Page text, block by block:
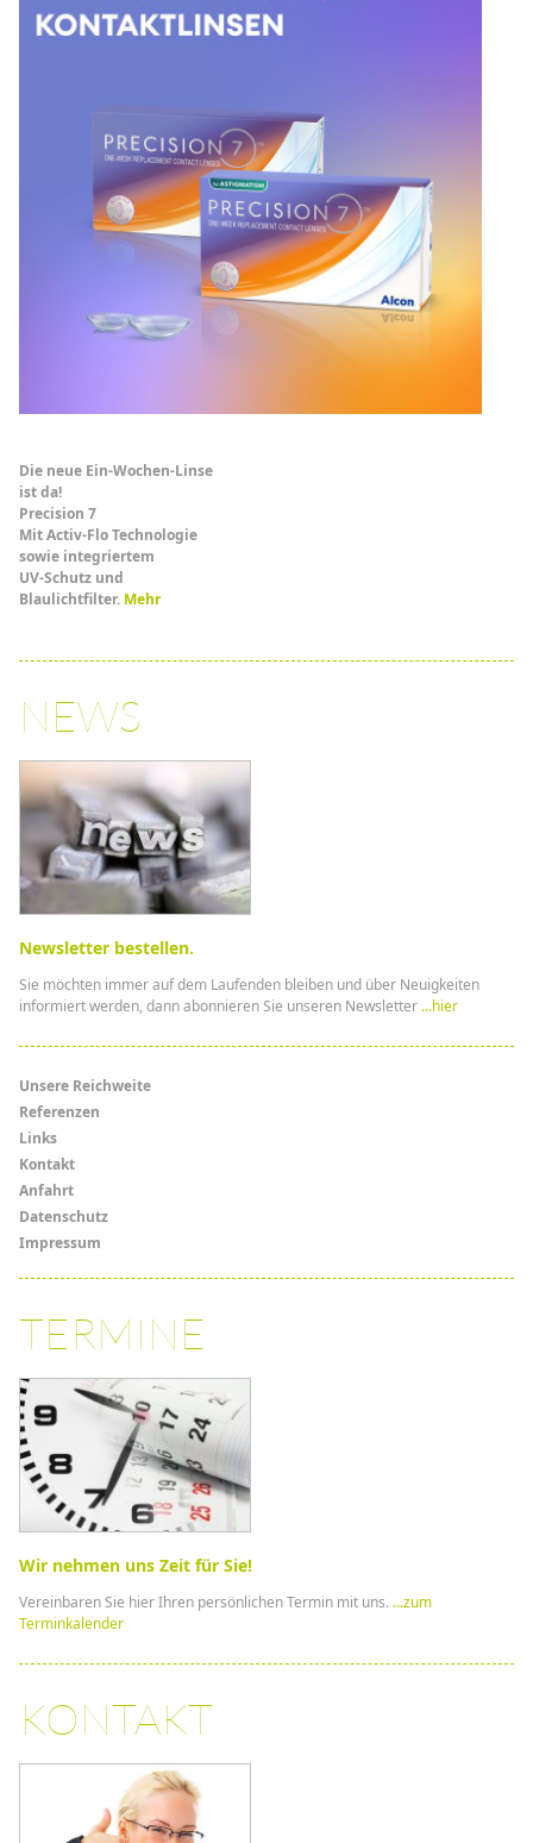
Die neue Ein-Wochen-Linse
ist da!
Precision 7
Mit Activ-Flo Technologie
sowie integriertem
UV-Schutz und
Blaulichtfilter. Mehr
NEWS
Newsletter bestellen.
Sie möchten immer auf dem Laufenden bleiben und über Neuigkeiten
informiert werden, dann abonnieren Sie unseren Newsletter ...hier
Menü
Links
Unsere Reichweite
Referenzen
Links
Kontakt
Anfahrt
Datenschutz
Impressum
TERMINE
Wir nehmen uns Zeit für Sie!
Vereinbaren Sie hier Ihren persönlichen Termin mit uns. ...zum
Terminkalender
KONTAKT